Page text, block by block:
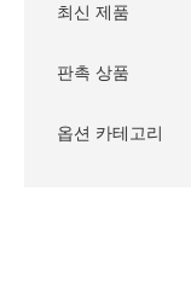
최신 제품
판촉 상품
옵션 카테고리